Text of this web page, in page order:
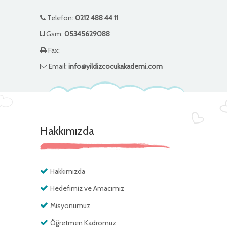
Telefon: 0212 488 44 11
Gsm: 05345629088
Fax:
Email: info@yildizcocukakademi.com
Hakkımızda
Hakkımızda
Hedefimiz ve Amacımız
Misyonumuz
Öğretmen Kadromuz